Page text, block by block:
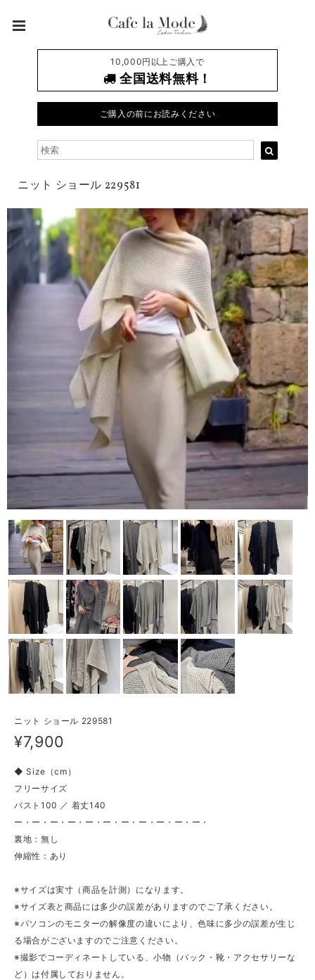
10,000円以上ご購入で
全国送料無料！
ご購入の前にお読みください
ニット ショール 229581
ニット ショール 229581
¥7,900
◆ Size（cm）
フリーサイズ
バスト100 ／ 着丈140
ー・ー・ー・ー・ー・ー・ー・ー・ー・ー・ー・
裏地：無し
伸縮性：あり
※サイズは実寸（商品を計測）になります。
※サイズ表と商品には多少の誤差がありますのでご了承ください。
※パソコンのモニターの解像度の違いにより、色味に多少の誤差が生じ
る場合がございますのでご注意ください。
※撮影でコーディネートしている、小物（バック・靴・アクセサリーな
ど）は付属しておりません。